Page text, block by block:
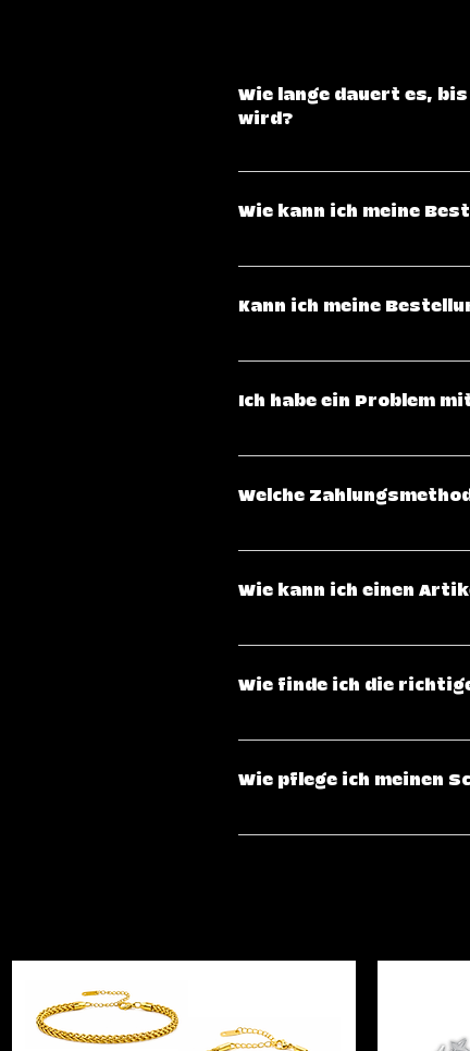
Wie lange dauert es,
wird?
Klicke hier, um eine genaue
Wie kann ich meine
Nachdem deine Bestellung
per E-Mail. Damit kannst du
Versanddienstleisters
Kann ich meine
Sobald eine Bestellung
nicht mehr vorgenommen
kontaktiere uns bitte
Ich habe ein Problem
Bei Problemen kannst du
Welche
Wir akzeptieren
American Express), PayPal
Verbindungen verarbeitet.
Wie kann ich einen
Wenn du mit deinem Kauf
Erhalt zurückgeben oder
Zustand und in der
Wie finde ich die
Für Ringe empfehlen wir,
perfekte Passform zu
Messen des Handgelenks
Wie pflege ich meinen
Um die Lebensdauer deines